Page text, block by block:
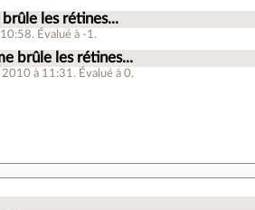
brûle les rétines...
10:58. Évalué à -1.
brûle les rétines...
2010 à 11:31. Évalué à0.